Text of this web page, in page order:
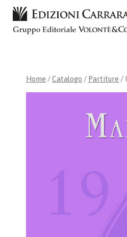
Salta
contenuto
Home /Catalogo / Partiture /